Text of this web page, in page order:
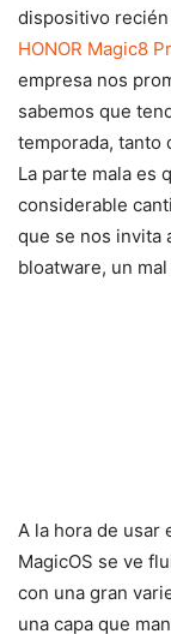
dispositivo recién
HONOR Magic8
empresa nos
sabemos que
temporada, tanto
La parte mala es
considerable
que se nos invita
bloatware, un
A la hora de usar
MagicOS se ve
con una gran
una capa que